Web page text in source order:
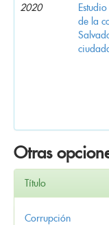
2020
de la
Otras
Título
Corrupción